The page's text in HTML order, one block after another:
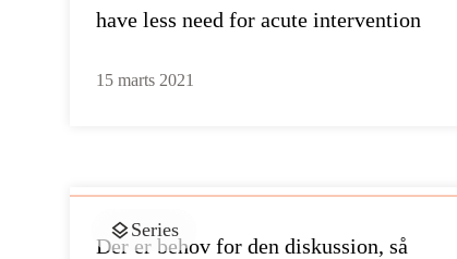
have less need for acute intervention
15 marts 2021
Series
Der er behov for den diskussion, så